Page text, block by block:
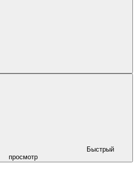
Быстрый
просмотр